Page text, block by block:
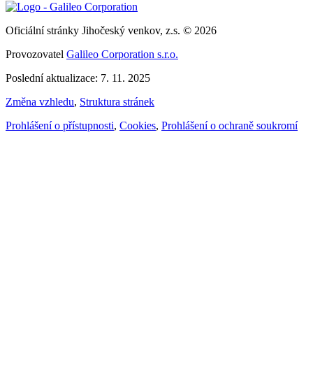
Oficiální stránky Jihočeský venkov, z.s. © 2026
Provozovatel Galileo Corporation s.r.o.
Poslední aktualizace: 7. 11. 2025
Změna vzhledu, Struktura stránek
Prohlášení o přístupnosti, Cookies, Prohlášení o ochraně soukromí